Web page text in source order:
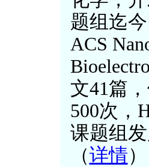
题组迄今
ACS
文41篇
500次，
课题组
（详情）